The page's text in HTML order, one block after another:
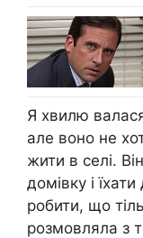
Я хвилю
але воно не
жити в селі.
домівку і
робити, що
розмовляла з